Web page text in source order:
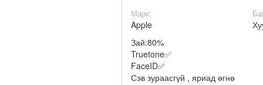
Марк:
Apple
Зай:80%
Truetone✅
FaceID✅
Сэв зураасгүй , яриад өгнө